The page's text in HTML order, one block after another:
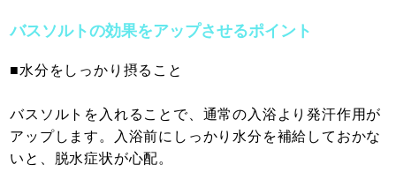
バスソルトの効果をアップさせるポイント
■水分をしっかり摂ること
バスソルトを入れることで、通常の入浴より発汗作用が
アップします。入浴前にしっかり水分を補給しておかな
いと、脱水症状が心配。